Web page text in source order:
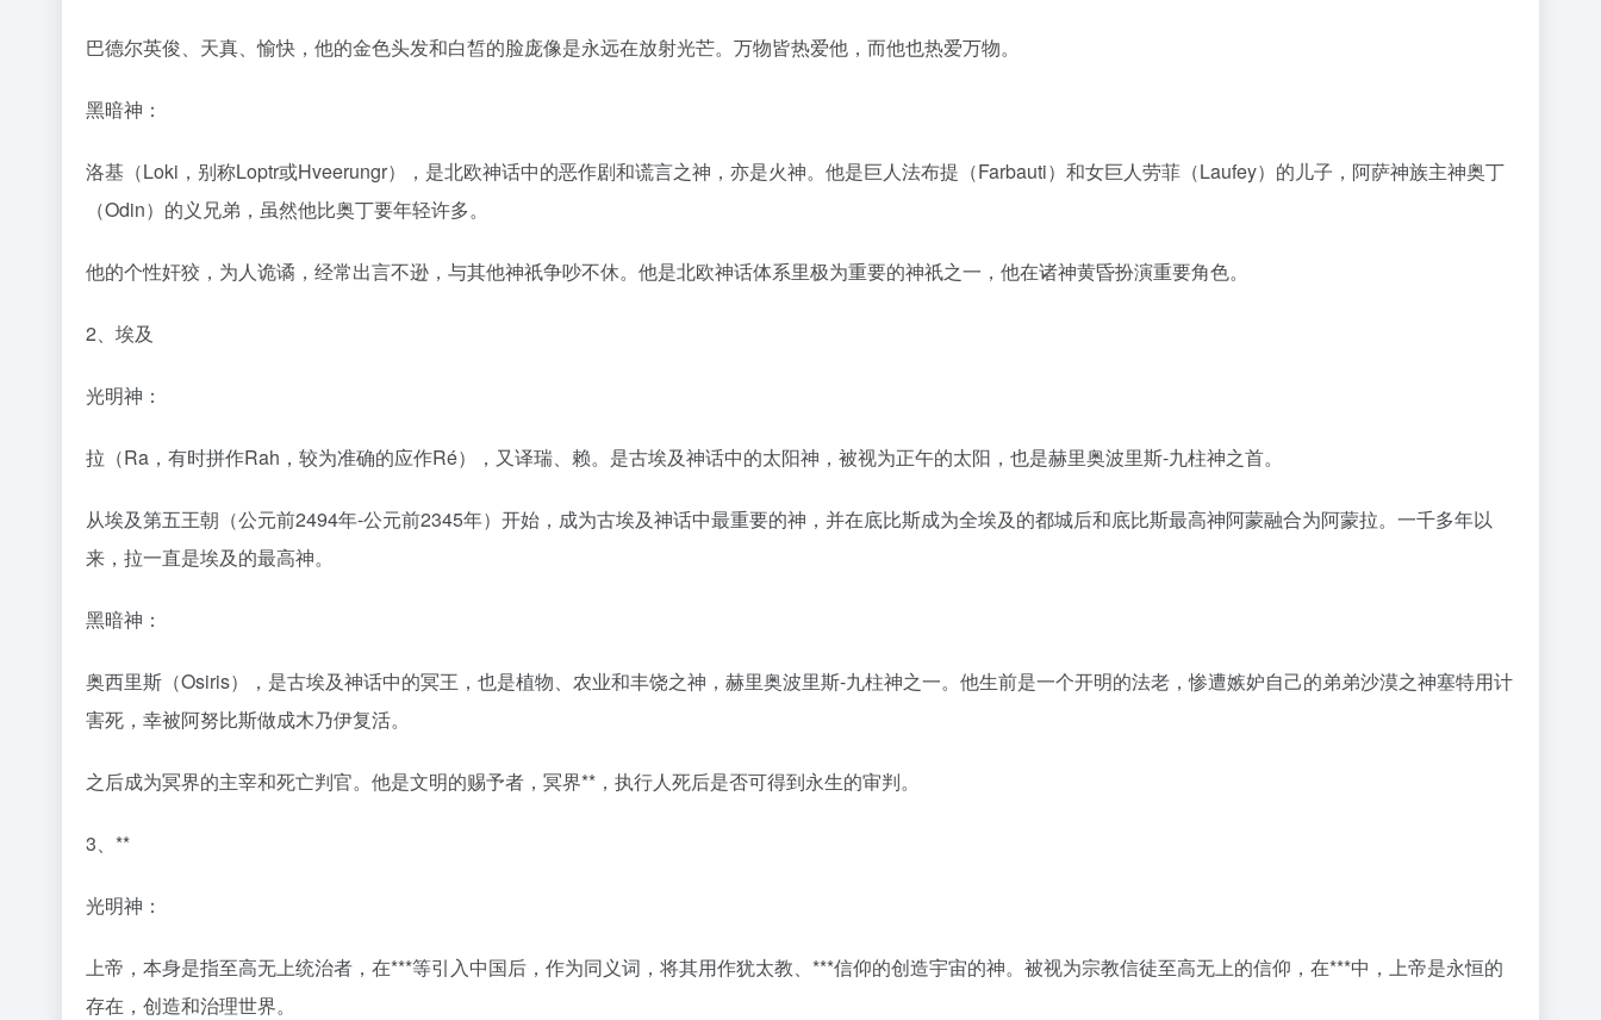
巴德尔英俊、天真、愉快，他的金色头发和白皙的脸庞像是永远在放射光芒。万物皆热爱他，而他也热爱万物。
黑暗神：
洛基（Loki，别称Loptr或Hveerungr），是北欧神话中的恶作剧和谎言之神，亦是火神。他是巨人法布提（Farbauti）和女巨人劳菲（Laufey）的儿子，阿萨神族主神奥丁
（Odin）的义兄弟，虽然他比奥丁要年轻许多。
他的个性奸狡，为人诡谲，经常出言不逊，与其他神祇争吵不休。他是北欧神话体系里极为重要的神祇之一，他在诸神黄昏扮演重要角色。
2、埃及
光明神：
拉（Ra，有时拼作Rah，较为准确的应作Ré），又译瑞、赖。是古埃及神话中的太阳神，被视为正午的太阳，也是赫里奥波里斯-九柱神之首。
从埃及第五王朝（公元前2494年-公元前2345年）开始，成为古埃及神话中最重要的神，并在底比斯成为全埃及的都城后和底比斯最高神阿蒙融合为阿蒙拉。一千多年以
来，拉一直是埃及的最高神。
黑暗神：
奥西里斯（Osiris），是古埃及神话中的冥王，也是植物、农业和丰饶之神，赫里奥波里斯-九柱神之一。他生前是一个开明的法老，惨遭嫉妒自己的弟弟沙漠之神塞特用计
害死，幸被阿努比斯做成木乃伊复活。
之后成为冥界的主宰和死亡判官。他是文明的赐予者，冥界**，执行人死后是否可得到永生的审判。
3、**
光明神：
上帝，本身是指至高无上统治者，在***等引入中国后，作为同义词，将其用作犹太教、***信仰的创造宇宙的神。被视为宗教信徒至高无上的信仰，在***中，上帝是永恒的
存在，创造和治理世界。